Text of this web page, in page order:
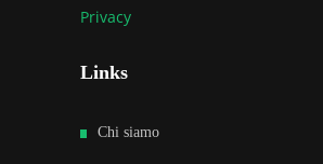
Privacy
Links
Chi siamo